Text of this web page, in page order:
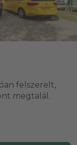
felszerelt,
megtalál.